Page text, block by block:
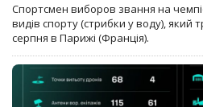
Спортсмен виборов звання на
видів спорту (стрибки у воду), який
серпня в Парижі (Франція).